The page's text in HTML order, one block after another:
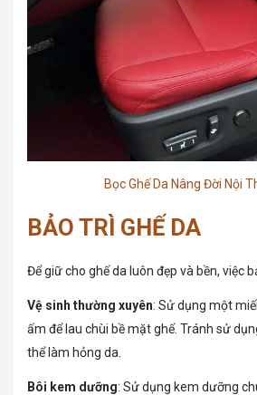
Bọc Ghế Da Nâng Đời Nội
BẢO TRÌ GHẾ DA
Để giữ cho ghế da luôn đẹp và bền, việc
Vệ sinh thường xuyên: Sử dụng một
ấm để lau chùi bề mặt ghế. Tránh sử
thể làm hỏng da.
Bôi kem dưỡng: Sử dụng kem dưỡng